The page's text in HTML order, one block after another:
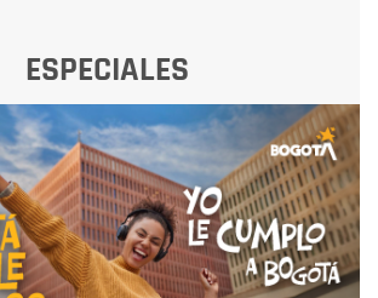
ESPECIALES